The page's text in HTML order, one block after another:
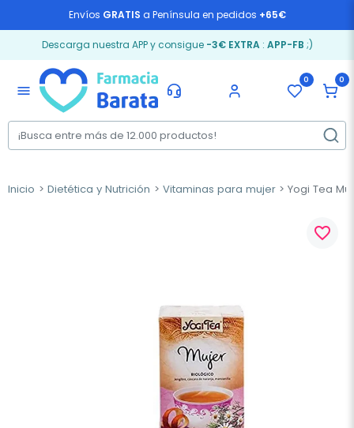
Envíos GRATIS a Península en pedidos +65€
Descarga nuestra APP y consigue -3€ EXTRA: APP-FB ;)
menu
0 0
Inicio Dietética y Nutrición Vitaminas para mujer Yogi Tea
favorite_border